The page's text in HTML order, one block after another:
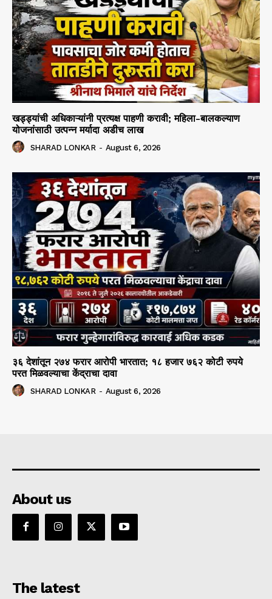
खड्ड्यांची अधिकाऱ्यांनी प्रत्यक्ष पाहणी करावी; महिला-बालकल्याण
योजनांसाठी उत्पन्न मर्यादा अडीच लाख
SHARAD LONKAR - August 6, 2026
३६ देशांतून २७४ फरार आरोपी भारतात; १८ हजार ७६२ कोटी रुपये
परत मिळवल्याचा केंद्राचा दावा
SHARAD LONKAR - August 6, 2026
About us
The latest